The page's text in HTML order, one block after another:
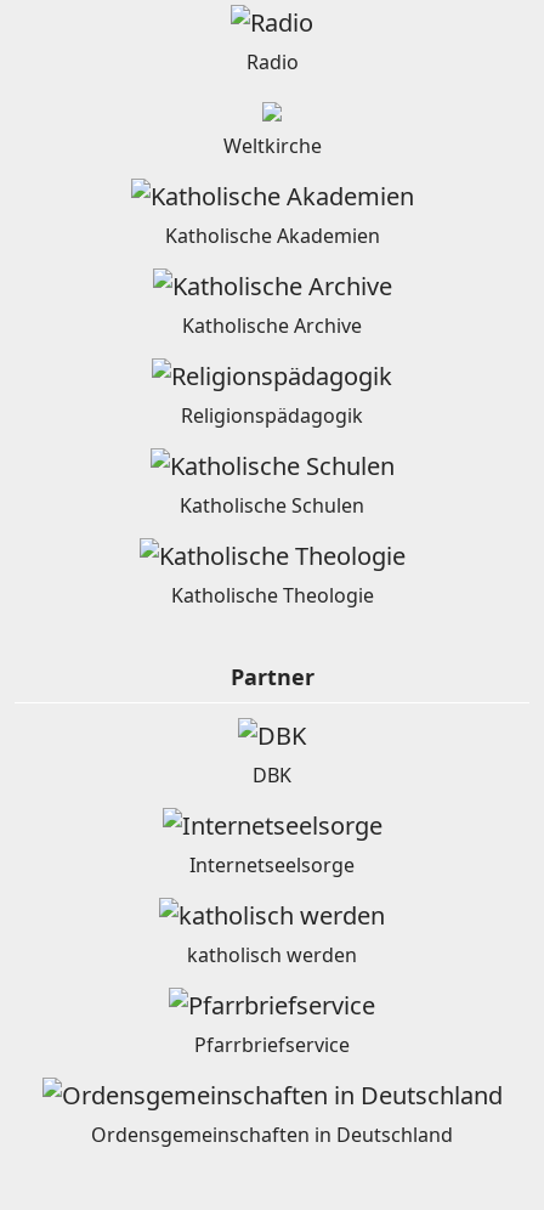
Radio
Weltkirche
Katholische Akademien
Katholische Archive
Religionspädagogik
Katholische Schulen
Katholische Theologie
Partner
DBK
Internetseelsorge
katholisch werden
Pfarrbriefservice
Ordensgemeinschaften in Deutschland